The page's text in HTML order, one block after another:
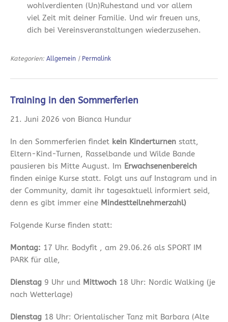
wohlverdienten (Un)Ruhestand und vor allem
viel Zeit mit deiner Familie. Und wir freuen uns,
dich bei Vereinsveranstaltungen wiederzusehen.
Kategorien: Allgemein | Permalink
Training in den Sommerferien
21. Juni 2026 von Bianca Hundur
In den Sommerferien findet kein Kinderturnen statt,
Eltern-Kind-Turnen, Rasselbande und Wilde Bande
pausieren bis Mitte August. Im Erwachsenenbereich
finden einige Kurse statt. Folgt uns auf Instagram und in
der Community, damit ihr tagesaktuell informiert seid,
denn es gibt immer eine Mindestteilnehmerzahl)
Folgende Kurse finden statt:
Montag: 17 Uhr. Bodyfit , am 29.06.26 als SPORT IM
PARK für alle,
Dienstag 9 Uhr und Mittwoch 18 Uhr: Nordic Walking (je
nach Wetterlage)
Dienstag 18 Uhr: Orientalischer Tanz mit Barbara (Alte